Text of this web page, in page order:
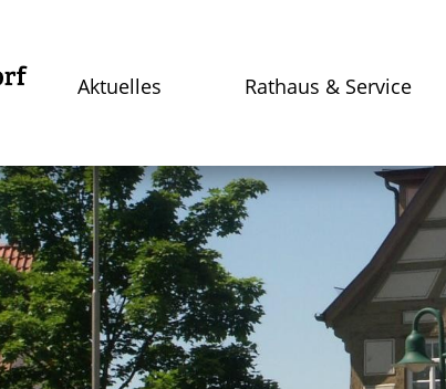
Aktuelles Rathaus & Service